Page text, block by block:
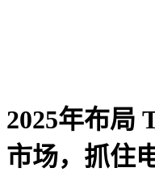
2025年布局
市场，抓住